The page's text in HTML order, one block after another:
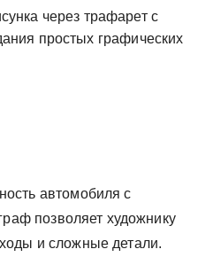
через трафарет с
простых графических
автомобиля с
позволяет художнику
и сложные детали.